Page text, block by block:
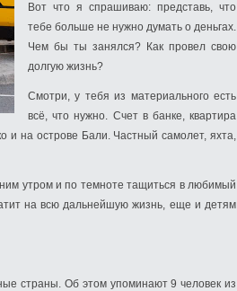
Вот что я спрашиваю: представь, что
тебе больше не нужно думать о деньгах.
Чем бы ты занялся? Как провел свою
долгую жизнь?
Смотри, у тебя из материального есть
всё, что нужно. Счет в банке, квартира
на острове Бали. Частный самолет, яхта,
утром и по темноте тащиться в любимый
на всю дальнейшую жизнь, еще и детям
страны. Об этом упоминают 9 человек из